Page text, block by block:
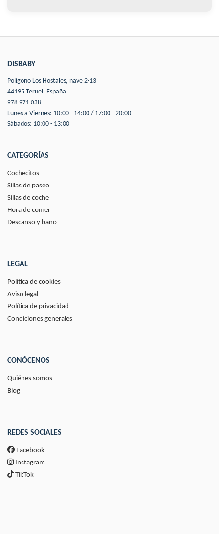
DISBABY
Polígono Los Hostales, nave 2-13
44195 Teruel, España
978 971 038
Lunes a Viernes: 10:00 - 14:00 / 17:00 - 20:00
Sábados: 10:00 - 13:00
CATEGORÍAS
Cochecitos
Sillas de paseo
Sillas de coche
Hora de comer
Descanso y baño
LEGAL
Política de cookies
Aviso legal
Política de privacidad
Condiciones generales
CONÓCENOS
Quiénes somos
Blog
REDES SOCIALES
Facebook
Instagram
TikTok